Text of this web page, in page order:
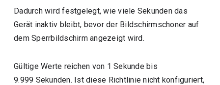
Dadurch wird festgelegt, wie viele Sekunden das
Gerät inaktiv bleibt, bevor der Bildschirmschoner auf
dem Sperrbildschirm angezeigt wird.
Gültige Werte reichen von 1 Sekunde bis
9.999 Sekunden. Ist diese Richtlinie nicht konfiguriert,